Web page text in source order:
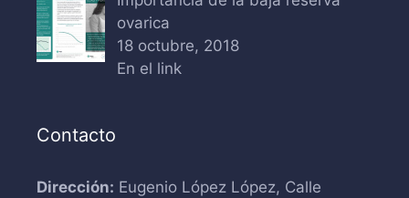
ovarica
18 octubre, 2018
En el link
Contacto
Dirección: Eugenio López López, Calle